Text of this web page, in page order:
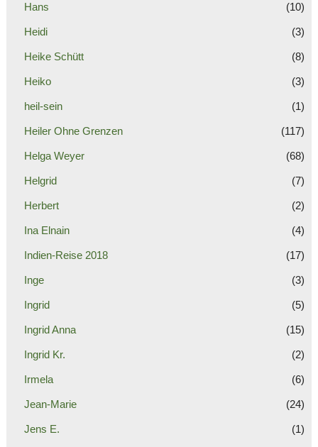
Hans (10)
Heidi (3)
Heike Schütt (8)
Heiko (3)
heil-sein (1)
Heiler Ohne Grenzen (117)
Helga Weyer (68)
Helgrid (7)
Herbert (2)
Ina Elnain (4)
Indien-Reise 2018 (17)
Inge (3)
Ingrid (5)
Ingrid Anna (15)
Ingrid Kr. (2)
Irmela (6)
Jean-Marie (24)
Jens E. (1)